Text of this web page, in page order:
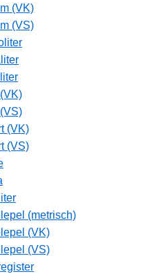
(VK)
(VS)
(VK)
(VS)
(metrisch)
(VK)
(VS)